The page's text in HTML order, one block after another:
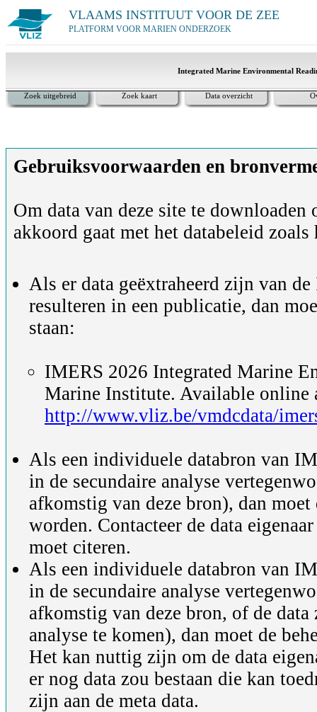
VLAAMS INSTITUUT VOOR DE ZEE
PLATFORM VOOR MARIEN ONDERZOEK
Integrated Marine Environmental
Zoek uitgebreid Zoek kaart Data overzicht
Gebruiksvoorwaarden en
Om data van deze site te
akkoord gaat met het databeleid zoals
Als er data geëxtraheerd zijn van
resulteren in een publicatie, dan
staan:
IMERS 2026 Integrated Marine
Marine Institute. Available online
http://www.vliz.be/vmdcdata/
Als een individuele databron van
in de secundaire analyse
afkomstig van deze bron), dan
worden. Contacteer de data
moet citeren.
Als een individuele databron van
in de secundaire analyse
afkomstig van deze bron, of de
analyse te komen), dan moet de
Het kan nuttig zijn om de data
er nog data zou bestaan die kan
zijn aan de meta data.